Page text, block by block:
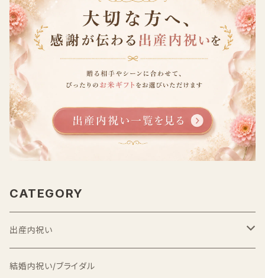
CATEGORY
出産内祝い
出産内祝い米
結婚内祝い/ブライダル